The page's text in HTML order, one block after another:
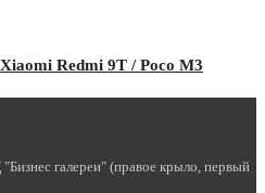
Redmi 9T / Poco M3
галереи" (правое крыло, первый